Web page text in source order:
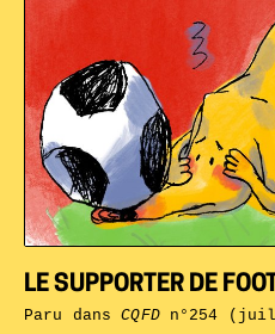
LE SUPPORTER DE FOOT
Paru dansCQFDn°254